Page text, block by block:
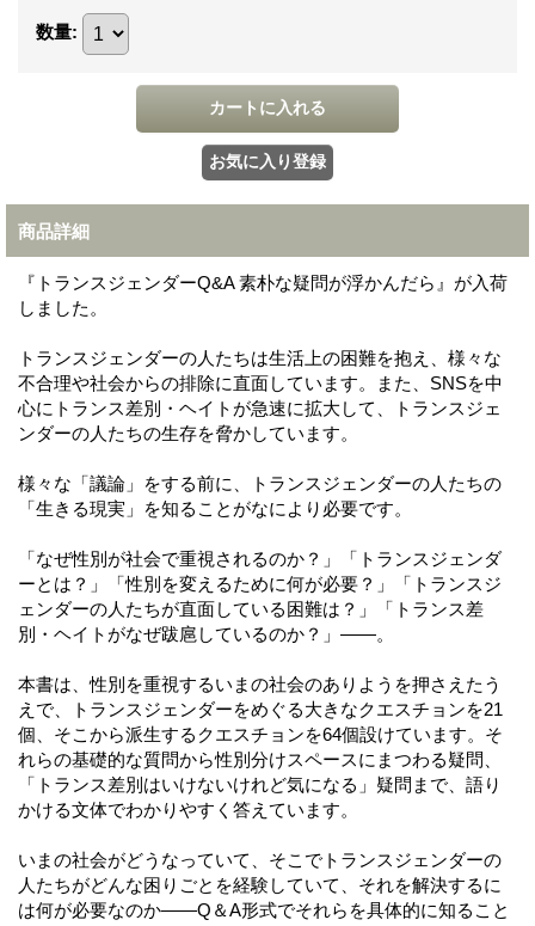
数量:
商品詳細
『トランスジェンダーQ&A 素朴な疑問が浮かんだら』が入荷
しました。
トランスジェンダーの人たちは生活上の困難を抱え、様々な
不合理や社会からの排除に直面しています。また、SNSを中
心にトランス差別・ヘイトが急速に拡大して、トランスジェ
ンダーの人たちの生存を脅かしています。
様々な「議論」をする前に、トランスジェンダーの人たちの
「生きる現実」を知ることがなにより必要です。
「なぜ性別が社会で重視されるのか？」「トランスジェンダ
ーとは？」「性別を変えるために何が必要？」「トランスジ
ェンダーの人たちが直面している困難は？」「トランス差
別・ヘイトがなぜ跋扈しているのか？」――。
本書は、性別を重視するいまの社会のありようを押さえたう
えで、トランスジェンダーをめぐる大きなクエスチョンを21
個、そこから派生するクエスチョンを64個設けています。そ
れらの基礎的な質問から性別分けスペースにまつわる疑問、
「トランス差別はいけないけれど気になる」疑問まで、語り
かける文体でわかりやすく答えています。
いまの社会がどうなっていて、そこでトランスジェンダーの
人たちがどんな困りごとを経験していて、それを解決するに
は何が必要なのか――Q＆A形式でそれらを具体的に知ること